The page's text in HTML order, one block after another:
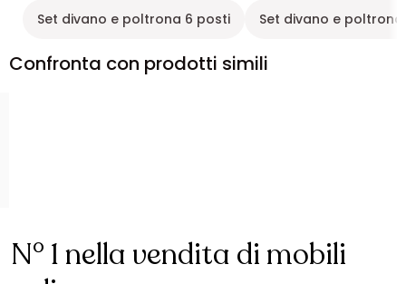
Set divano e poltrona 6 posti Set divano e
Confronta con prodotti simili
N° 1 nella vendita di mobili